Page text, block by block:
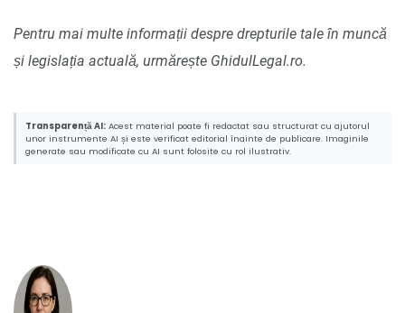
Pentru mai multe informații despre drepturile tale în muncă
și legislația actuală, urmărește GhidulLegal.ro.
Transparență AI: Acest material poate fi redactat sau structurat cu ajutorul
unor instrumente AI și este verificat editorial înainte de publicare. Imaginile
generate sau modificate cu AI sunt folosite cu rol ilustrativ.